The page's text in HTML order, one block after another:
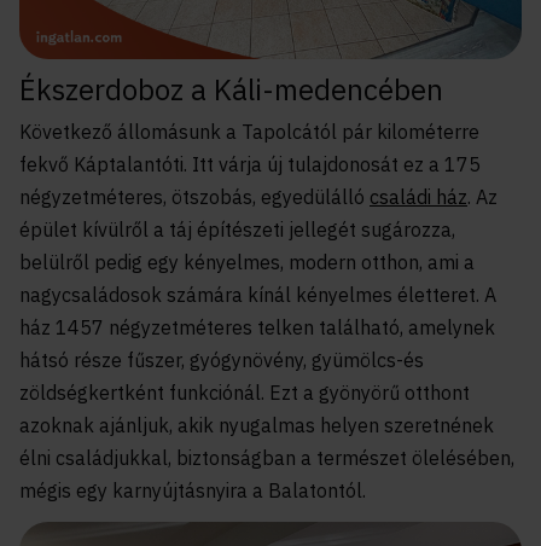
Ékszerdoboz a Káli-medencében
Következő állomásunk a Tapolcától pár kilométerre
fekvő Káptalantóti. Itt várja új tulajdonosát ez a 175
négyzetméteres, ötszobás, egyedülálló családi ház. Az
épület kívülről a táj építészeti jellegét sugározza,
belülről pedig egy kényelmes, modern otthon, ami a
nagycsaládosok számára kínál kényelmes életteret. A
ház 1457 négyzetméteres telken található, amelynek
hátsó része fűszer, gyógynövény, gyümölcs-és
zöldségkertként funkciónál. Ezt a gyönyörű otthont
azoknak ajánljuk, akik nyugalmas helyen szeretnének
élni családjukkal, biztonságban a természet ölelésében,
mégis egy karnyújtásnyira a Balatontól.